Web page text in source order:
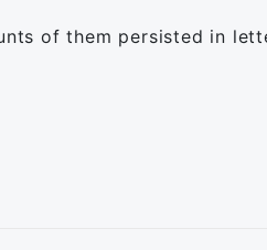
of them persisted in